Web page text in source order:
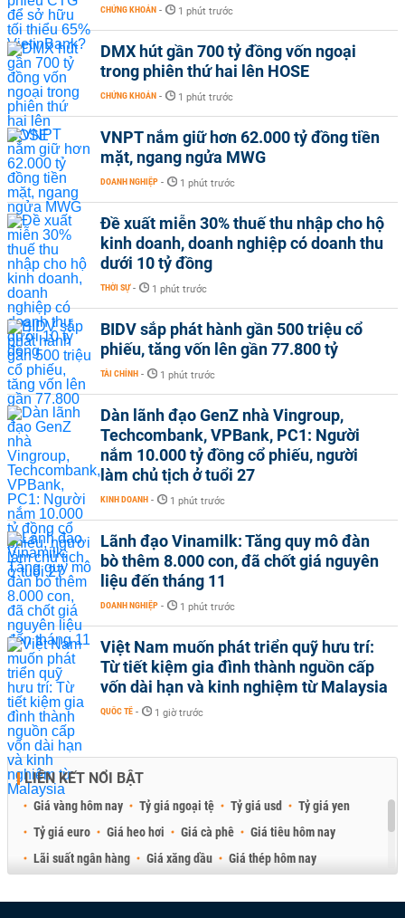
CHỨNG KHOÁN - 1 phút trước
DMX hút gần 700 tỷ đồng vốn ngoại
trong phiên thứ hai lên HOSE
CHỨNG KHOÁN - 1 phút trước
VNPT nắm giữ hơn 62.000 tỷ đồng tiền
mặt, ngang ngửa MWG
DOANH NGHIỆP - 1 phút trước
Đề xuất miễn 30% thuế thu nhập cho hộ
kinh doanh, doanh nghiệp có doanh thu
dưới 10 tỷ đồng
THỜI SỰ - 1 phút trước
BIDV sắp phát hành gần 500 triệu cổ
phiếu, tăng vốn lên gần 77.800 tỷ
TÀI CHÍNH - 1 phút trước
Dàn lãnh đạo GenZ nhà Vingroup,
Techcombank, VPBank, PC1: Người
nắm 10.000 tỷ đồng cổ phiếu, người
làm chủ tịch ở tuổi 27
KINH DOANH - 1 phút trước
Lãnh đạo Vinamilk: Tăng quy mô đàn
bò thêm 8.000 con, đã chốt giá nguyên
liệu đến tháng 11
DOANH NGHIỆP - 1 phút trước
Việt Nam muốn phát triển quỹ hưu trí:
Từ tiết kiệm gia đình thành nguồn cấp
vốn dài hạn và kinh nghiệm từ Malaysia
QUỐC TẾ - 1 giờ trước
LIÊN KẾT NỔI BẬT
Giá vàng hôm nay Tỷ giá ngoại tệ Tỷ giá usd
Tỷ giá yen
Tỷ giá euro
Giá heo hơi Giá cà phê
Giá tiêu hôm nay
Lãi suất ngân hàng
Giá xăng dầu
Giá thép hôm nay